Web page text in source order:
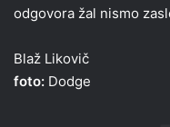
odgovora žal nismo
Blaž Likovič
foto: Dodge